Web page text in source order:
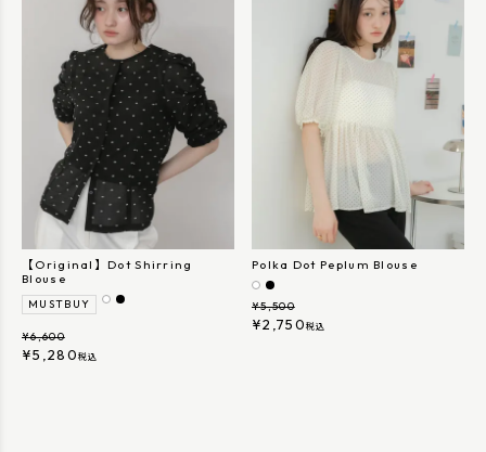
【Original】Dot Shirring
Blouse
MUSTBUY
¥6,600
¥5,280 税込
Polka Dot Peplum Blouse
¥5,500
¥2,750 税込